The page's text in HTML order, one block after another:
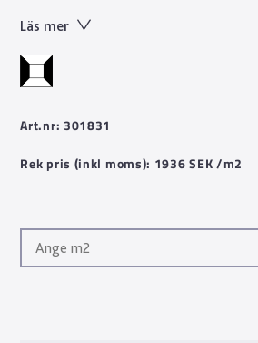
Läs mer
Art.nr: 301831
Rek pris (inkl moms): 1936 SEK /m2